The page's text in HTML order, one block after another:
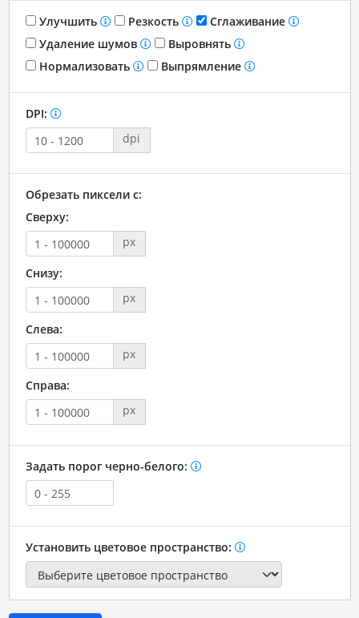
Улучшить Резкость
Сглаживание
Удаление шумов
Выровнять
Нормализовать
Выпрямление
DPI:
dpi
Обрезать пиксели с:
Сверху:
px
Снизу:
px
Слева:
px
Справа:
px
Задать порог черно-белого:
Установить цветовое пространство: